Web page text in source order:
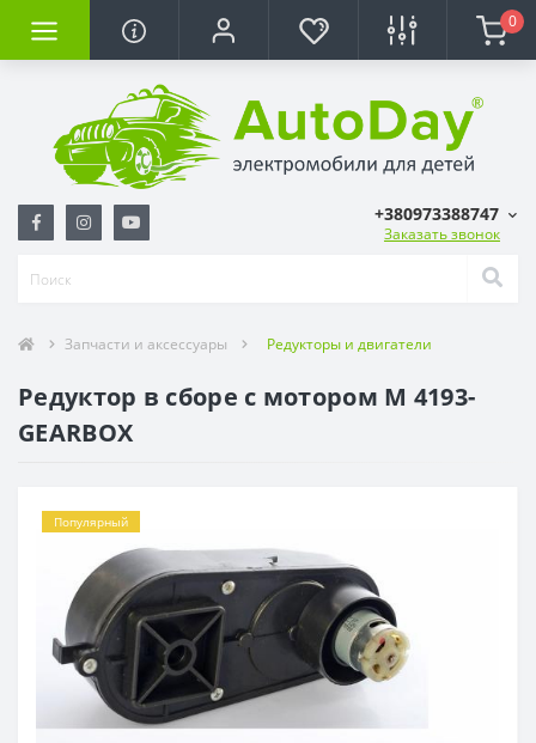
0
+380973388747
Заказать звонок
Запчасти и аксессуары Редукторы и двигатели
Редуктор в сборе с мотором M 4193-
GEARBOX
Популярный